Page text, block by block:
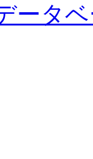
ータ